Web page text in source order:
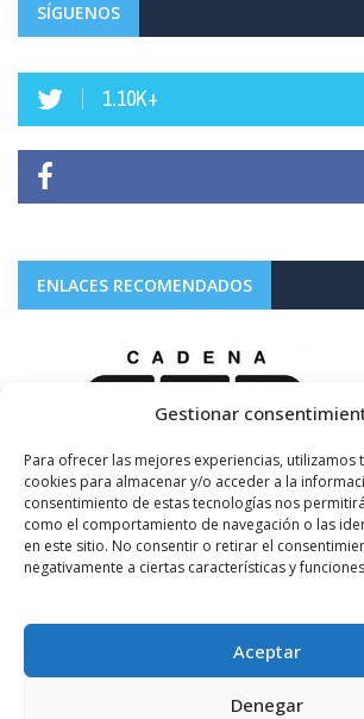
Gestionar
Para ofrecer las mejores experiencias, utilizamos
cookies para almacenar y/o acceder a la
consentimiento de estas tecnologías nos
como el comportamiento de navegación o las
en este sitio. No consentir o retirar el
negativamente a ciertas características y
Aceptar
Denegar
SÍGUENOS
1.10K+
ENLACES RECOMENDADOS